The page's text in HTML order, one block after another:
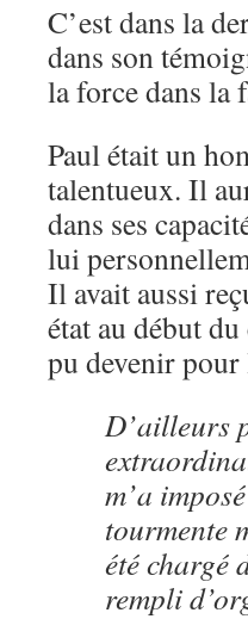
C’est dans la
dans son
la force dans la
Paul était un
talentueux. Il
dans ses
lui
Il avait aussi
état au début
pu devenir
D’ailleurs
m’a
tourmente
été chargé
rempli